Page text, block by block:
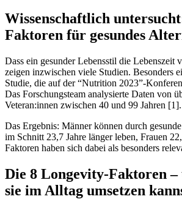
Wissenschaftlich
Faktoren für gesundes
Dass ein gesunder Lebensstil die Lebenszeit
zeigen inzwischen viele Studien. Besonders
Studie, die auf der “Nutrition 2023”-
Das Forschungsteam analysierte Daten von
Veteran:innen zwischen 40 und 99 Jahren [1].
Das Ergebnis: Männer können durch
im Schnitt 23,7 Jahre länger leben, Frauen
Faktoren haben sich dabei als besonders
Die 8 Longevity-Faktoren –
sie im Alltag umsetzen